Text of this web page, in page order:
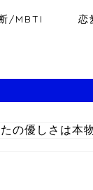
/MBTI 恋
の優しさは本